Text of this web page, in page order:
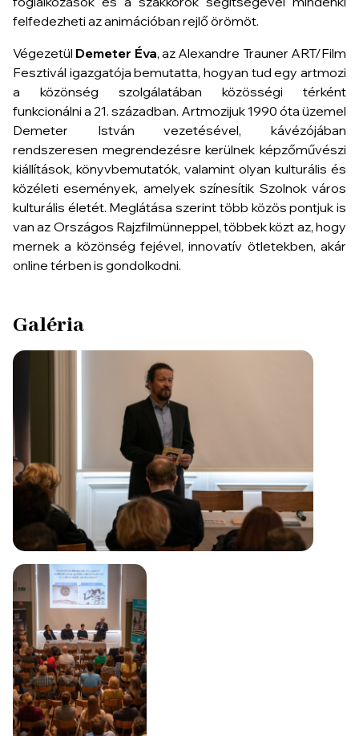
felfedezheti az animációban rejlő örömöt.
Végezetül Demeter Éva, az Alexandre Trauner ART/Film
Fesztivál igazgatója bemutatta, hogyan tud egy artmozi
a közönség szolgálatában közösségi térként
funkcionálni a 21. században. Artmozijuk 1990 óta üzemel
Demeter István vezetésével, kávézójában
rendszeresen megrendezésre kerülnek képzőművészi
kiállítások, könyvbemutatók, valamint olyan kulturális és
közéleti események, amelyek színesítik Szolnok város
kulturális életét. Meglátása szerint több közös pontjuk is
van az Országos Rajzfilmünneppel, többek közt az, hogy
mernek a közönség fejével, innovatív ötletekben, akár
online térben is gondolkodni.
Galéria